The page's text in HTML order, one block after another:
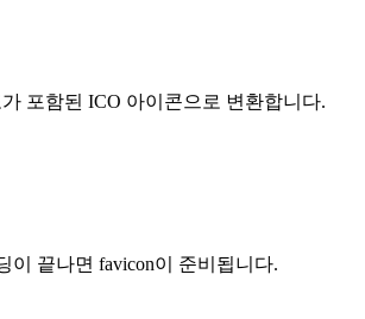
포함된 ICO 아이콘으로 변환합니다.
이 끝나면 favicon이 준비됩니다.